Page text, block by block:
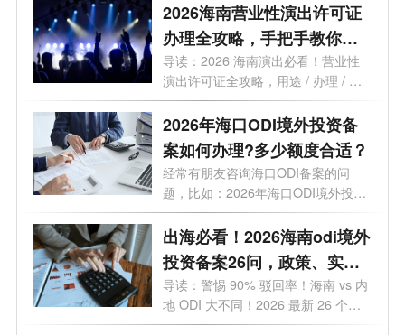
2026海南营业性演出许可证
办理全攻略，手把手教你避
开90%的坑！
导读：2026 海南演出必看！营业性
演出许可证全攻略，用途 / 办理 / 地
点 / 流...
2026年海口ODI境外投资备
案如何办理?多少额度合适？
经常有朋友咨询海口ODI备案的问
题，比如：2026年海口ODI境外投资
备案如何办...
出海必看！2026海南odi境外
投资备案26问，政策、实
操、避坑全覆盖
导读：警惕 90% 驳回率！海南 vs 内
地 ODI 大不同！2026 最新 26 个高
频问题，专...